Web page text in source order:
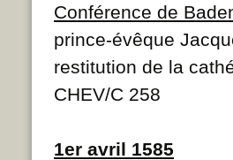
Conférence de
prince-évêque
restitution de la
CHEV/C 258
1er avril 1585